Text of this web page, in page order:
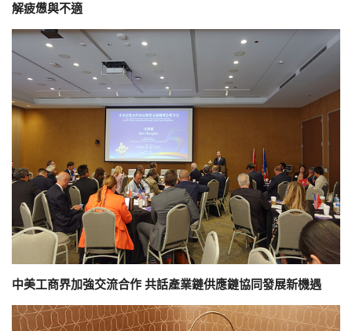
解疲憊與不適
中美工商界加強交流合作 共話產業鏈供應鏈協同發展新機遇